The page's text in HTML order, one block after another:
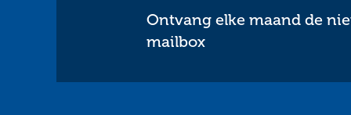
Ontvang elke maand de
mailbox